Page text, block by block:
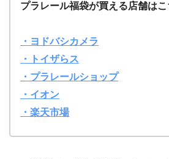
プラレール福袋が買える店舗は
・ヨドバシカメラ
・トイザらス
・プラレールショップ
・イオン
・楽天市場